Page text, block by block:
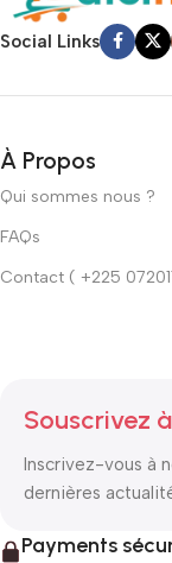
Social Links
À Propos
Qui sommes nous ?
FAQs
Contact ( +225
Souscrivez
Inscrivez-vous à
dernières
Payments